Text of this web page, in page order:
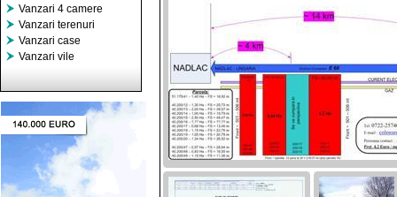
Vanzari 4 camere
Vanzari terenuri
Vanzari case
Vanzari vile